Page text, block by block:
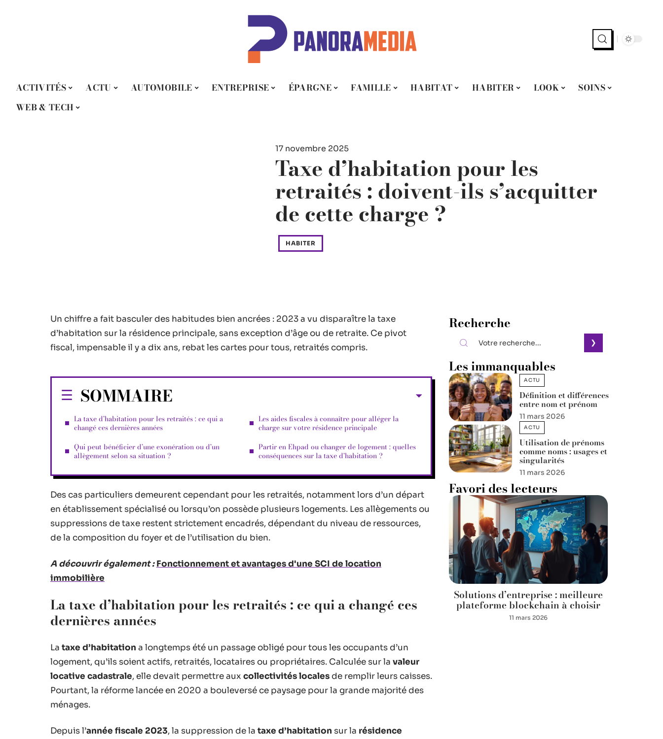
ACTIVITÉS ACTU AUTOMOBILE ENTREPRISE ÉPARGNE FAMILLE HABITAT HABITER LOOK
SOINS
WEB & TECH
17 novembre 2025
Taxe d’habitation pour les
retraités : doivent-ils s’acquitter
de cette charge ?
HABITER
Un chiffre a fait basculer des habitudes bien ancrées : 2023 a vu disparaître la taxe
d’habitation sur la résidence principale, sans exception d’âge ou de retraite. Ce pivot
fiscal, impensable il y a dix ans, rebat les cartes pour tous, retraités compris.
SOMMAIRE
La taxe d’habitation pour les retraités : ce qui a
changé ces dernières années
Qui peut bénéficier d’une exonération ou d’un
allègement selon sa situation ?
Les aides fiscales à connaître pour alléger la
charge sur votre résidence principale
Partir en Ehpad ou changer de logement : quelles
conséquences sur la taxe d’habitation ?
Des cas particuliers demeurent cependant pour les retraités, notamment lors d’un départ
en établissement spécialisé ou lorsqu’on possède plusieurs logements. Les allègements ou
suppressions de taxe restent strictement encadrés, dépendant du niveau de ressources,
de la composition du foyer et de l’utilisation du bien.
A découvrir également : Fonctionnement et avantages d'une SCI de location
immobilière
La taxe d’habitation pour les retraités : ce qui a changé ces
dernières années
La taxe d’habitation a longtemps été un passage obligé pour tous les occupants d’un
logement, qu’ils soient actifs, retraités, locataires ou propriétaires. Calculée sur la valeur
locative cadastrale, elle devait permettre aux collectivités locales de remplir leurs caisses.
Pourtant, la réforme lancée en 2020 a bouleversé ce paysage pour la grande majorité des
ménages.
Depuis l’année fiscale 2023, la suppression de la taxe d’habitation sur la résidence
Recherche
Les immanquables
ACTU
Définition et différences
entre nom et prénom
11 mars 2026
ACTU
Utilisation de prénoms
comme noms : usages et
singularités
11 mars 2026
Favori des lecteurs
Solutions d’entreprise : meilleure
plateforme blockchain à choisir
11 mars 2026